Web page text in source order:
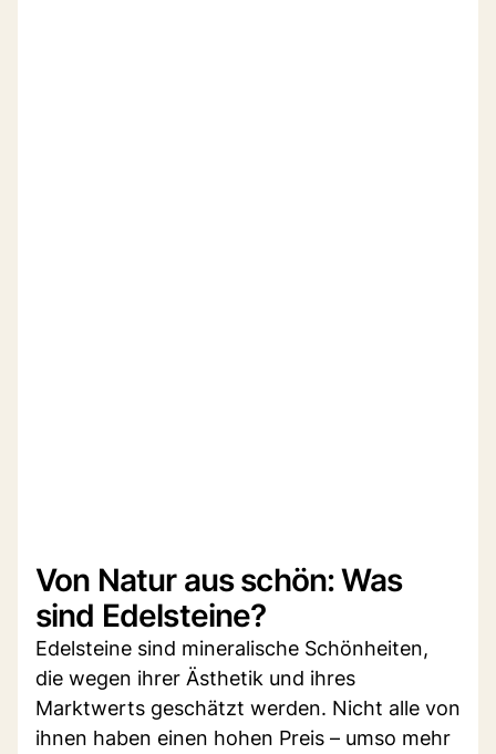
Von Natur aus schön: Was
sind Edelsteine?
Edelsteine sind mineralische Schönheiten,
die wegen ihrer Ästhetik und ihres
Marktwerts geschätzt werden. Nicht alle von
ihnen haben einen hohen Preis – umso mehr